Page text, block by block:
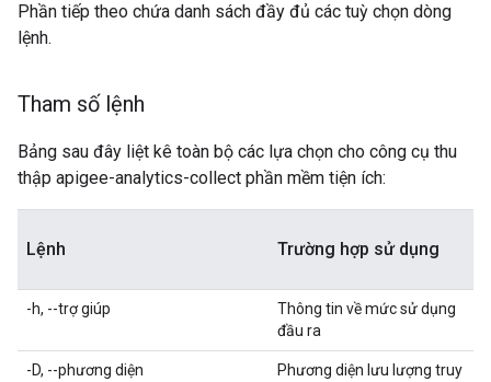
Phần tiếp theo chứa danh sách đầy đủ các tuỳ chọn dòng
lệnh.
Tham số lệnh
Bảng sau đây liệt kê toàn bộ các lựa chọn cho công cụ thu
thập apigee-analytics-collect phần mềm tiện ích:
Lệnh Trường hợp sử dụng
-h, --trợ giúp
Thông tin về mức sử dụng
đầu ra
-D, --phương diện
Phương diện lưu lượng truy